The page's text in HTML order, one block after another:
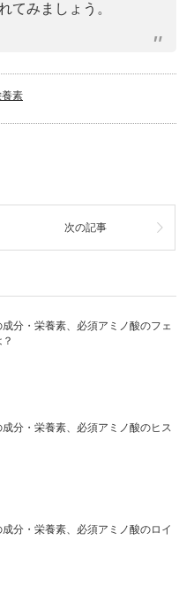
てみましょう。
素
次の記事
分・栄養素、必須アミノ酸のフェ
分・栄養素、必須アミノ酸のヒス
分・栄養素、必須アミノ酸のロイ